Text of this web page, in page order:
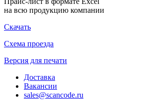
на всю продукцию компании
Скачать
Схема проезда
Версия для печати
Доставка
Вакансии
sales@scancode.ru